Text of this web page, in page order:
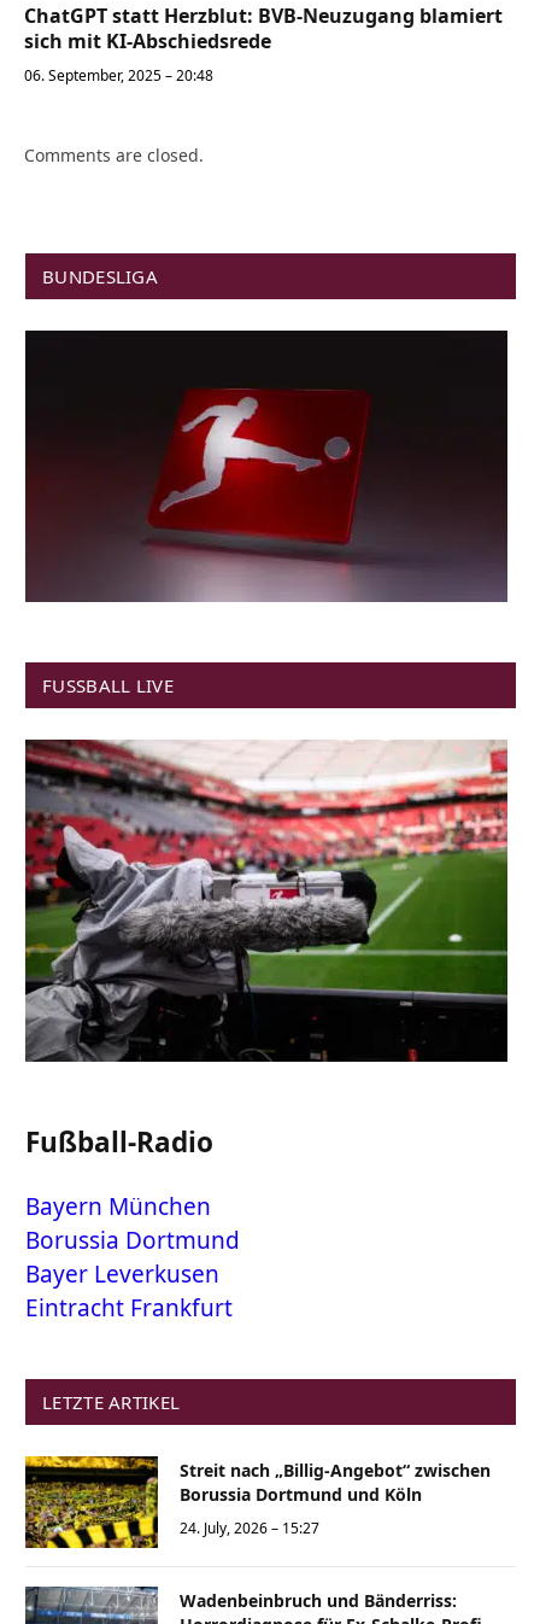
ChatGPT statt Herzblut: BVB-Neuzugang blamiert
sich mit KI-Abschiedsrede
06. September, 2025 – 20:48
Comments are closed.
BUNDESLIGA
FUSSBALL LIVE
Fußball-Radio
Bayern München
Borussia Dortmund
Bayer Leverkusen
Eintracht Frankfurt
LETZTE ARTIKEL
Streit nach „Billig-Angebot“ zwischen
Borussia Dortmund und Köln
24. July, 2026 – 15:27
Wadenbeinbruch und Bänderriss: